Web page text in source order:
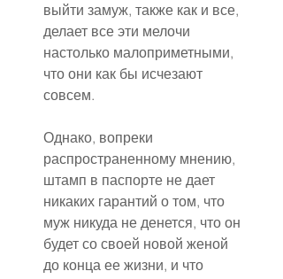
выйти замуж, также как и все,
делает все эти мелочи
настолько малоприметными,
что они как бы исчезают
совсем.
Однако, вопреки
распространенному мнению,
штамп в паспорте не дает
никаких гарантий о том, что
муж никуда не денется, что он
будет со своей новой женой
до конца ее жизни, и что